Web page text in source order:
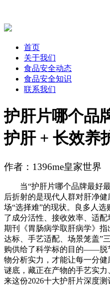
首页
关于我们
食品安全动态
食品安全知识
联系我们
护肝片哪个品
护肝 + 长效养
作者：1396me皇家世界
当“护肝片哪个品牌最好最
后折射的是现代人群对肝净
场“选择难”的现状。良多人
了成分活性、接收效率、适
期刊《胃肠病学取肝病学》
达标、手艺适配、场景笼盖”
购供给了科学标的目的——脱
物分析实力，才能让每一分
谜底，藏正在产物的手艺实
来这份2026十大护肝片深度